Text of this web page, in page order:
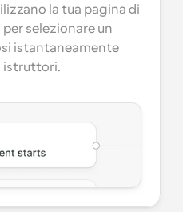
la tua pagina di
selezionare un
istantaneamente
istruttori.